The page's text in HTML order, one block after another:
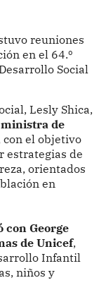
reuniones
en el 64.º
Social
Lesly Shica,
ministra de
con el objetivo
estrategias de
orientados
en
con George
de Unicef,
Infantil
niños y